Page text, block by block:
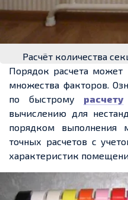
Расчёт количества
Порядок расчета может
множества факторов.
по быстрому расчету
вычислению для
порядком выполнения
точных расчетов с
характеристик